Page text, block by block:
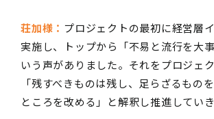
荘加様： プロジェクトの最初に経営層
実施し、トップから「不易と流行を大
いう声がありました。それをプロジェ
「残すべきものは残し、足らざるもの
ところを改める」と解釈し推進していき